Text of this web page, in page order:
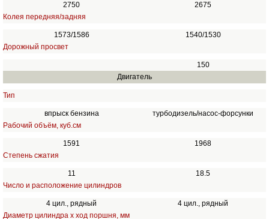
2750
2675
Колея передняя/задняя
1573/1586
1540/1530
Дорожный просвет
150
Двигатель
Тип
впрыск бензина
турбодизель/насос-форсунки
Рабочий объём, куб.см
1591
1968
Степень сжатия
11
18.5
Число и расположение цилиндров
4 цил., рядный
4 цил., рядный
Диаметр цилиндра х ход поршня, мм